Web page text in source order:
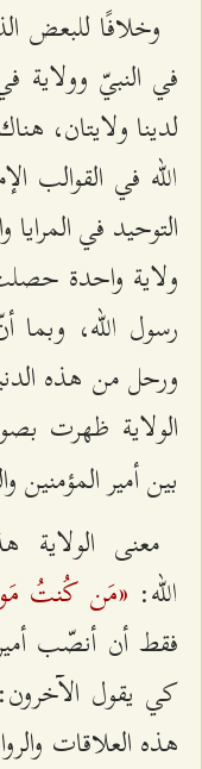
وخلافًا للبعض
في النبيّ وولاية
لدينا ولايتان،
الله في القوالب
التوحيد في
ولاية واحدة
رسول الله، وبما
ورحل من هذه
الولاية ظهرت
بين أمير المؤمنين
معنى
الله: «مَن کُنتُ
فقط أن أنصّب
كي يقول
هذه العلاقات